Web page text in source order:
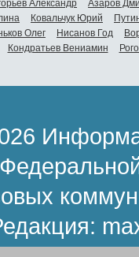
Александр
Азаров
Ковальчук Юрий
Олег Нисанов Год
Кондратьев Вениамин